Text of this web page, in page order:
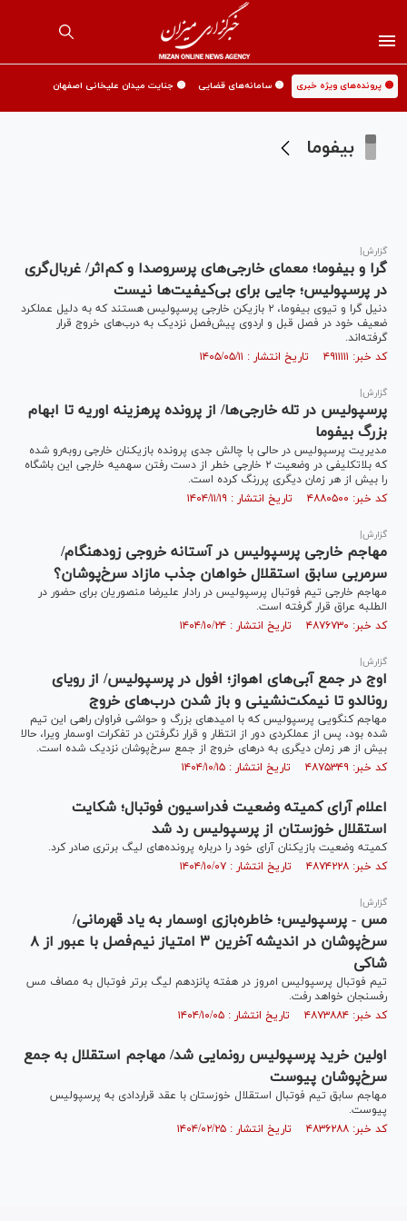
🟡 پرونده‌های ویژه خبری 🟡 سامانه‌های قضایی 🟡 جنایت میدان علیخانی اصفهان
بیفوما
گزارش|
گرا و بیفوما؛ معمای خارجی‌های پرسروصدا و کم‌اثر/ غربال‌گری
در پرسپولیس؛ جایی برای بی‌کیفیت‌ها نیست
دنیل گرا و تیوی بیفوما، ۲ بازیکن خارجی پرسپولیس هستند که به دلیل عملکرد
ضعیف خود در فصل قبل و اردوی پیش‌فصل نزدیک به درب‌های خروج قرار
گرفته‌اند.
کد خبر: ۴۹۱۱۱۱۱ تاریخ انتشار : ۱۴۰۵/۰۵/۱۱
گزارش|
پرسپولیس در تله خارجی‌ها/ از پرونده پرهزینه اوریه تا ابهام
بزرگ بیفوما
مدیریت پرسپولیس در حالی با چالش جدی پرونده بازیکنان خارجی روبه‌رو شده
که بلاتکلیفی در وضعیت ۲ خارجی خطر از دست رفتن سهمیه خارجی این باشگاه
را بیش از هر زمان دیگری پررنگ کرده است.
کد خبر: ۴۸۸۰۵۰۰ تاریخ انتشار : ۱۴۰۴/۱۱/۱۹
گزارش|
مهاجم خارجی پرسپولیس در آستانه خروجی زودهنگام/
سرمربی سابق استقلال خواهان جذب مازاد سرخ‌پوشان؟
مهاجم خارجی تیم فوتبال پرسپولیس در رادار علیرضا منصوریان برای حضور در
الطلبه عراق قرار گرفته است.
کد خبر: ۴۸۷۶۷۳۰ تاریخ انتشار : ۱۴۰۴/۱۰/۲۴
گزارش|
اوج در جمع آبی‌های اهواز؛ افول در پرسپولیس/ از رویای
رونالدو تا نیمکت‌نشینی و باز شدن درب‌های خروج
مهاجم کنگویی پرسپولیس که با امید‌های بزرگ و حواشی فراوان راهی این تیم
شده بود، پس از عملکردی دور از انتظار و قرار نگرفتن در تفکرات اوسمار ویرا، حالا
بیش از هر زمان دیگری به در‌های خروج از جمع سرخ‌پوشان نزدیک شده است.
کد خبر: ۴۸۷۵۳۴۹ تاریخ انتشار : ۱۴۰۴/۱۰/۱۵
اعلام آرای کمیته وضعیت فدراسیون فوتبال؛ شکایت
استقلال خوزستان از پرسپولیس رد شد
کمیته وضعیت بازیکنان آرای خود را درباره پرونده‌های لیگ برتری صادر کرد.
کد خبر: ۴۸۷۴۲۲۸ تاریخ انتشار : ۱۴۰۴/۱۰/۰۷
گزارش|
مس - پرسپولیس؛ خاطره‌بازی اوسمار به یاد قهرمانی/
سرخ‌پوشان در اندیشه آخرین ۳ امتیاز نیم‌فصل با عبور از ۸
شاکی
تیم فوتبال پرسپولیس امروز در هفته پانزدهم لیگ برتر فوتبال به مصاف مس
رفسنجان خواهد رفت.
کد خبر: ۴۸۷۳۸۸۴ تاریخ انتشار : ۱۴۰۴/۱۰/۰۵
اولین خرید پرسپولیس رونمایی شد/ مهاجم استقلال به جمع
سرخ‌پوشان پیوست
مهاجم سابق تیم فوتبال استقلال خوزستان با عقد قراردادی به پرسپولیس
پیوست.
کد خبر: ۴۸۳۶۲۸۸ تاریخ انتشار : ۱۴۰۴/۰۲/۲۵